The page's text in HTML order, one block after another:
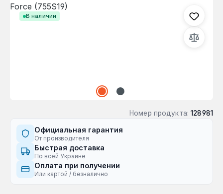
В наличии
Номер продукта: 128981
Официальная гарантия
От производителя
Быстрая доставка
По всей Украине
Оплата при получении
Или картой / безналично